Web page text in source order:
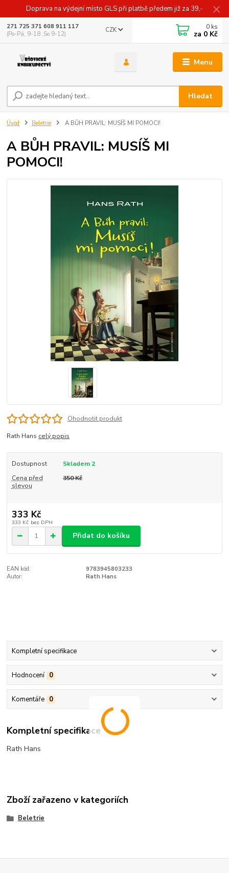
Doprava na výdejní místo GLS při platbě předem již za 39,-
Menu
CZK
Hledat
271 725 371 608 911 117
(Po-Pá, 9-18 ,So 9-12)
0 ks
za 0 Kč
Úvod Beletrie A BŮH PRAVIL: MUSÍŠ MI POMOCI!
A BŮH PRAVIL: MUSÍŠ MI
POMOCI!
Ohodnotit produkt
Rath Hans celý popis
Dostupnost
Skladem 2
Cena před
slevou
350 Kč
333 Kč
333 Kč bez DPH
Přidat do košíku
EAN kód:
9783945803233
Autor:
Rath Hans
Kompletní specifikace
Hodnocení 0
Komentáře 0
Kompletní specifikace
Rath Hans
Zboží zařazeno v kategoriích
Beletrie